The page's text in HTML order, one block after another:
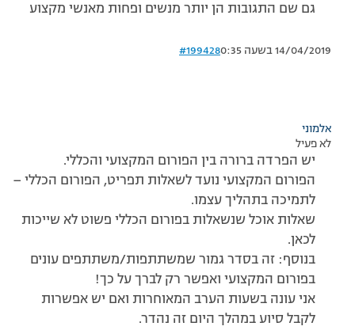
גם שם התגובות הן יותר מנשים ופחות מאנשי מקצוע
14/04/2019 בשעה 0:35 #199428
אלמוני
לא פעיל
יש הפרדה ברורה בין הפורום המקצועי והכללי.
הפורום המקצועי נועד לשאלות תפריט, הפורום הכללי –
לתמיכה בתהליך עצמו.
שאלות אוכל שנשאלות בפורום הכללי פשוט לא שייכות
לכאן.
בנוסף: זה בסדר גמור שמשתתפות/משתתפים עונים
בפורום המקצועי ואפשר רק לברך על כך!
אני עונה בשעות הערב המאוחרות ואם יש אפשרות
לקבל סיוע במהלך היום זה נהדר.